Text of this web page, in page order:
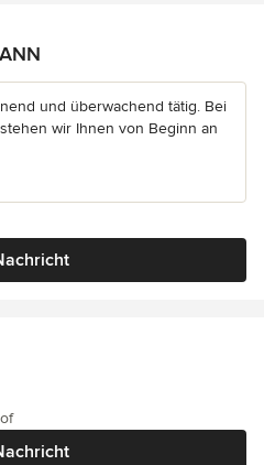
und überwachend tätig. Bei
wir Ihnen von Beginn an